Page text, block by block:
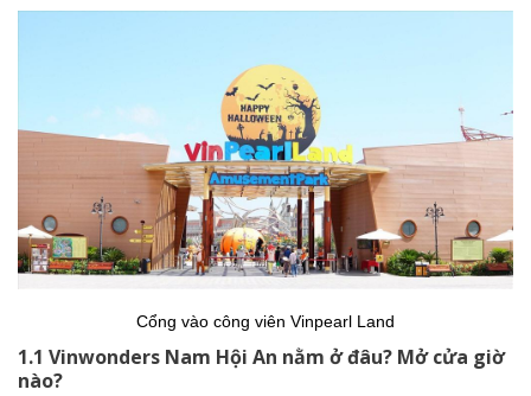
Cổng vào công viên Vinpearl Land
1.1 Vinwonders Nam Hội An nằm ở đâu? Mở cửa giờ
nào?